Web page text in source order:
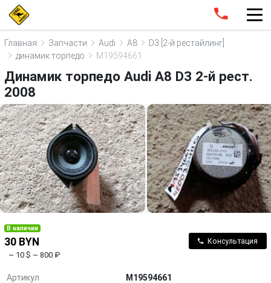
Главная Запчасти Audi A8
D3 [2-й рестайлинг]
динамик торпедо
M19594661
Динамик торпедо Audi A8 D3 2-й рест.
2008
В наличии
30 BYN
~ 10 $ ~ 800 ₽
Консультация
Артикул
M19594661